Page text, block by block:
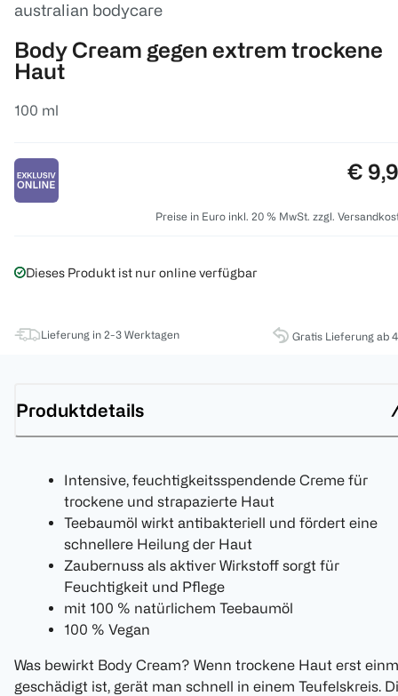
australian bodycare
Body Cream gegen extrem trockene
Haut
100 ml
€
Preise in Euro inkl. 20 % MwSt. zzgl.
Dieses Produkt ist nur online verfügbar
Lieferung in 2-3 Werktagen Gratis Lieferung ab
Produktdetails
Intensive, feuchtigkeitsspendende Creme für
trockene und strapazierte Haut
Teebaumöl wirkt antibakteriell und fördert eine
schnellere Heilung der Haut
Zaubernuss als aktiver Wirkstoff sorgt für
Feuchtigkeit und Pflege
mit 100 % natürlichem Teebaumöl
100 % Vegan
Was bewirkt Body Cream? Wenn trockene Haut erst
geschädigt ist, gerät man schnell in einem Teufelskreis.